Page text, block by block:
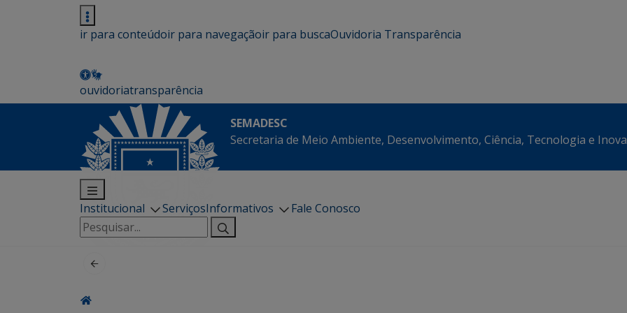
ir para conteúdoir para navegaçãoir para buscaOuvidoria Transparência
ouvidoriatransparência
SEMADESC
Secretaria de Meio Ambiente, Desenvolvimento, Ciência, Tecnologia e
Institucional ServiçosInformativos
Fale Conosco
Pesquisar
por: